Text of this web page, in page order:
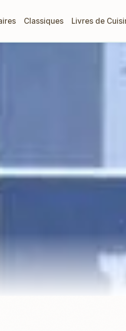
Classiques Livres de